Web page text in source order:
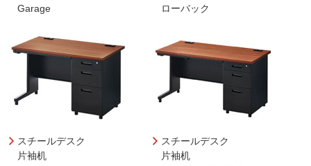
Garage
ローバック
スチールデスク
片袖机
スチールデスク
片袖机